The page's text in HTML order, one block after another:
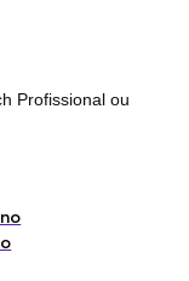
Profissional ou